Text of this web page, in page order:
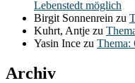
Lebenstedt möglich
Birgit Sonnenrein zu
Kuhrt, Antje zu
Yasin Ince zu Thema:
Archiv